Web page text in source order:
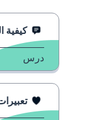
درس